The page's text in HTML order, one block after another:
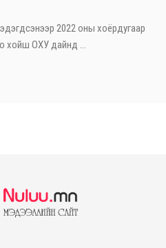
2022 оны хоёрдугаар
хойш ОХУ дайнд ...